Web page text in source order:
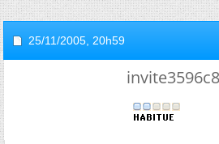
25/11/2005, 20h59